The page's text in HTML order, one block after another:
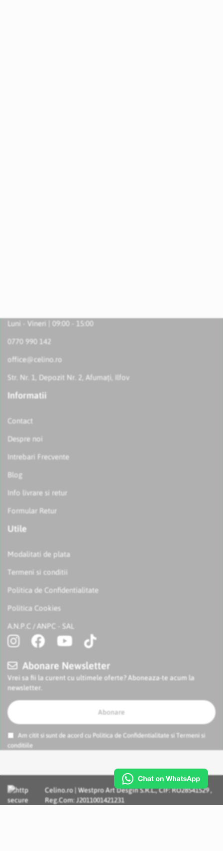
Luni - Vineri | 09:00 - 15:00
0770 990 142
office@celino.ro
Str. Nr. 1, Depozit Nr. 2, Afumați, Ilfov
Informatii
Contact
Despre noi
Intrebari Frecvente
Blog
Info livrare si retur
Formular Retur
Utile
Modalitati de plata
Termeni si conditii
Politica de Confidentialitate
Politica Cookies
A.N.P.C / ANPC - SAL
Abonare Newsletter
Vrei sa fii la curent cu ultimele oferte? Aboneaza-te acum la
newsletter.
Abonare
Am citit si sunt de acord cu Politica de Confidentialitate si
Termeni si
conditiile
Celino.ro | Westpro Art Desgin S.R.L., CIF: RO28541529 ,
Reg.Com: J2011001421231